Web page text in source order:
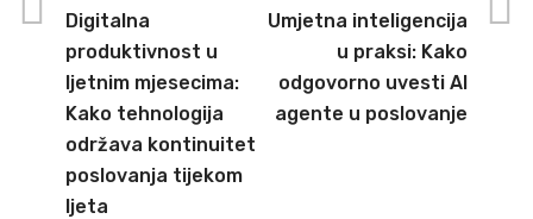
Digitalna
produktivnost u
ljetnim mjesecima:
Kako tehnologija
održava kontinuitet
poslovanja tijekom
ljeta
Umjetna inteligencija
u praksi: Kako
odgovorno uvesti AI
agente u poslovanje